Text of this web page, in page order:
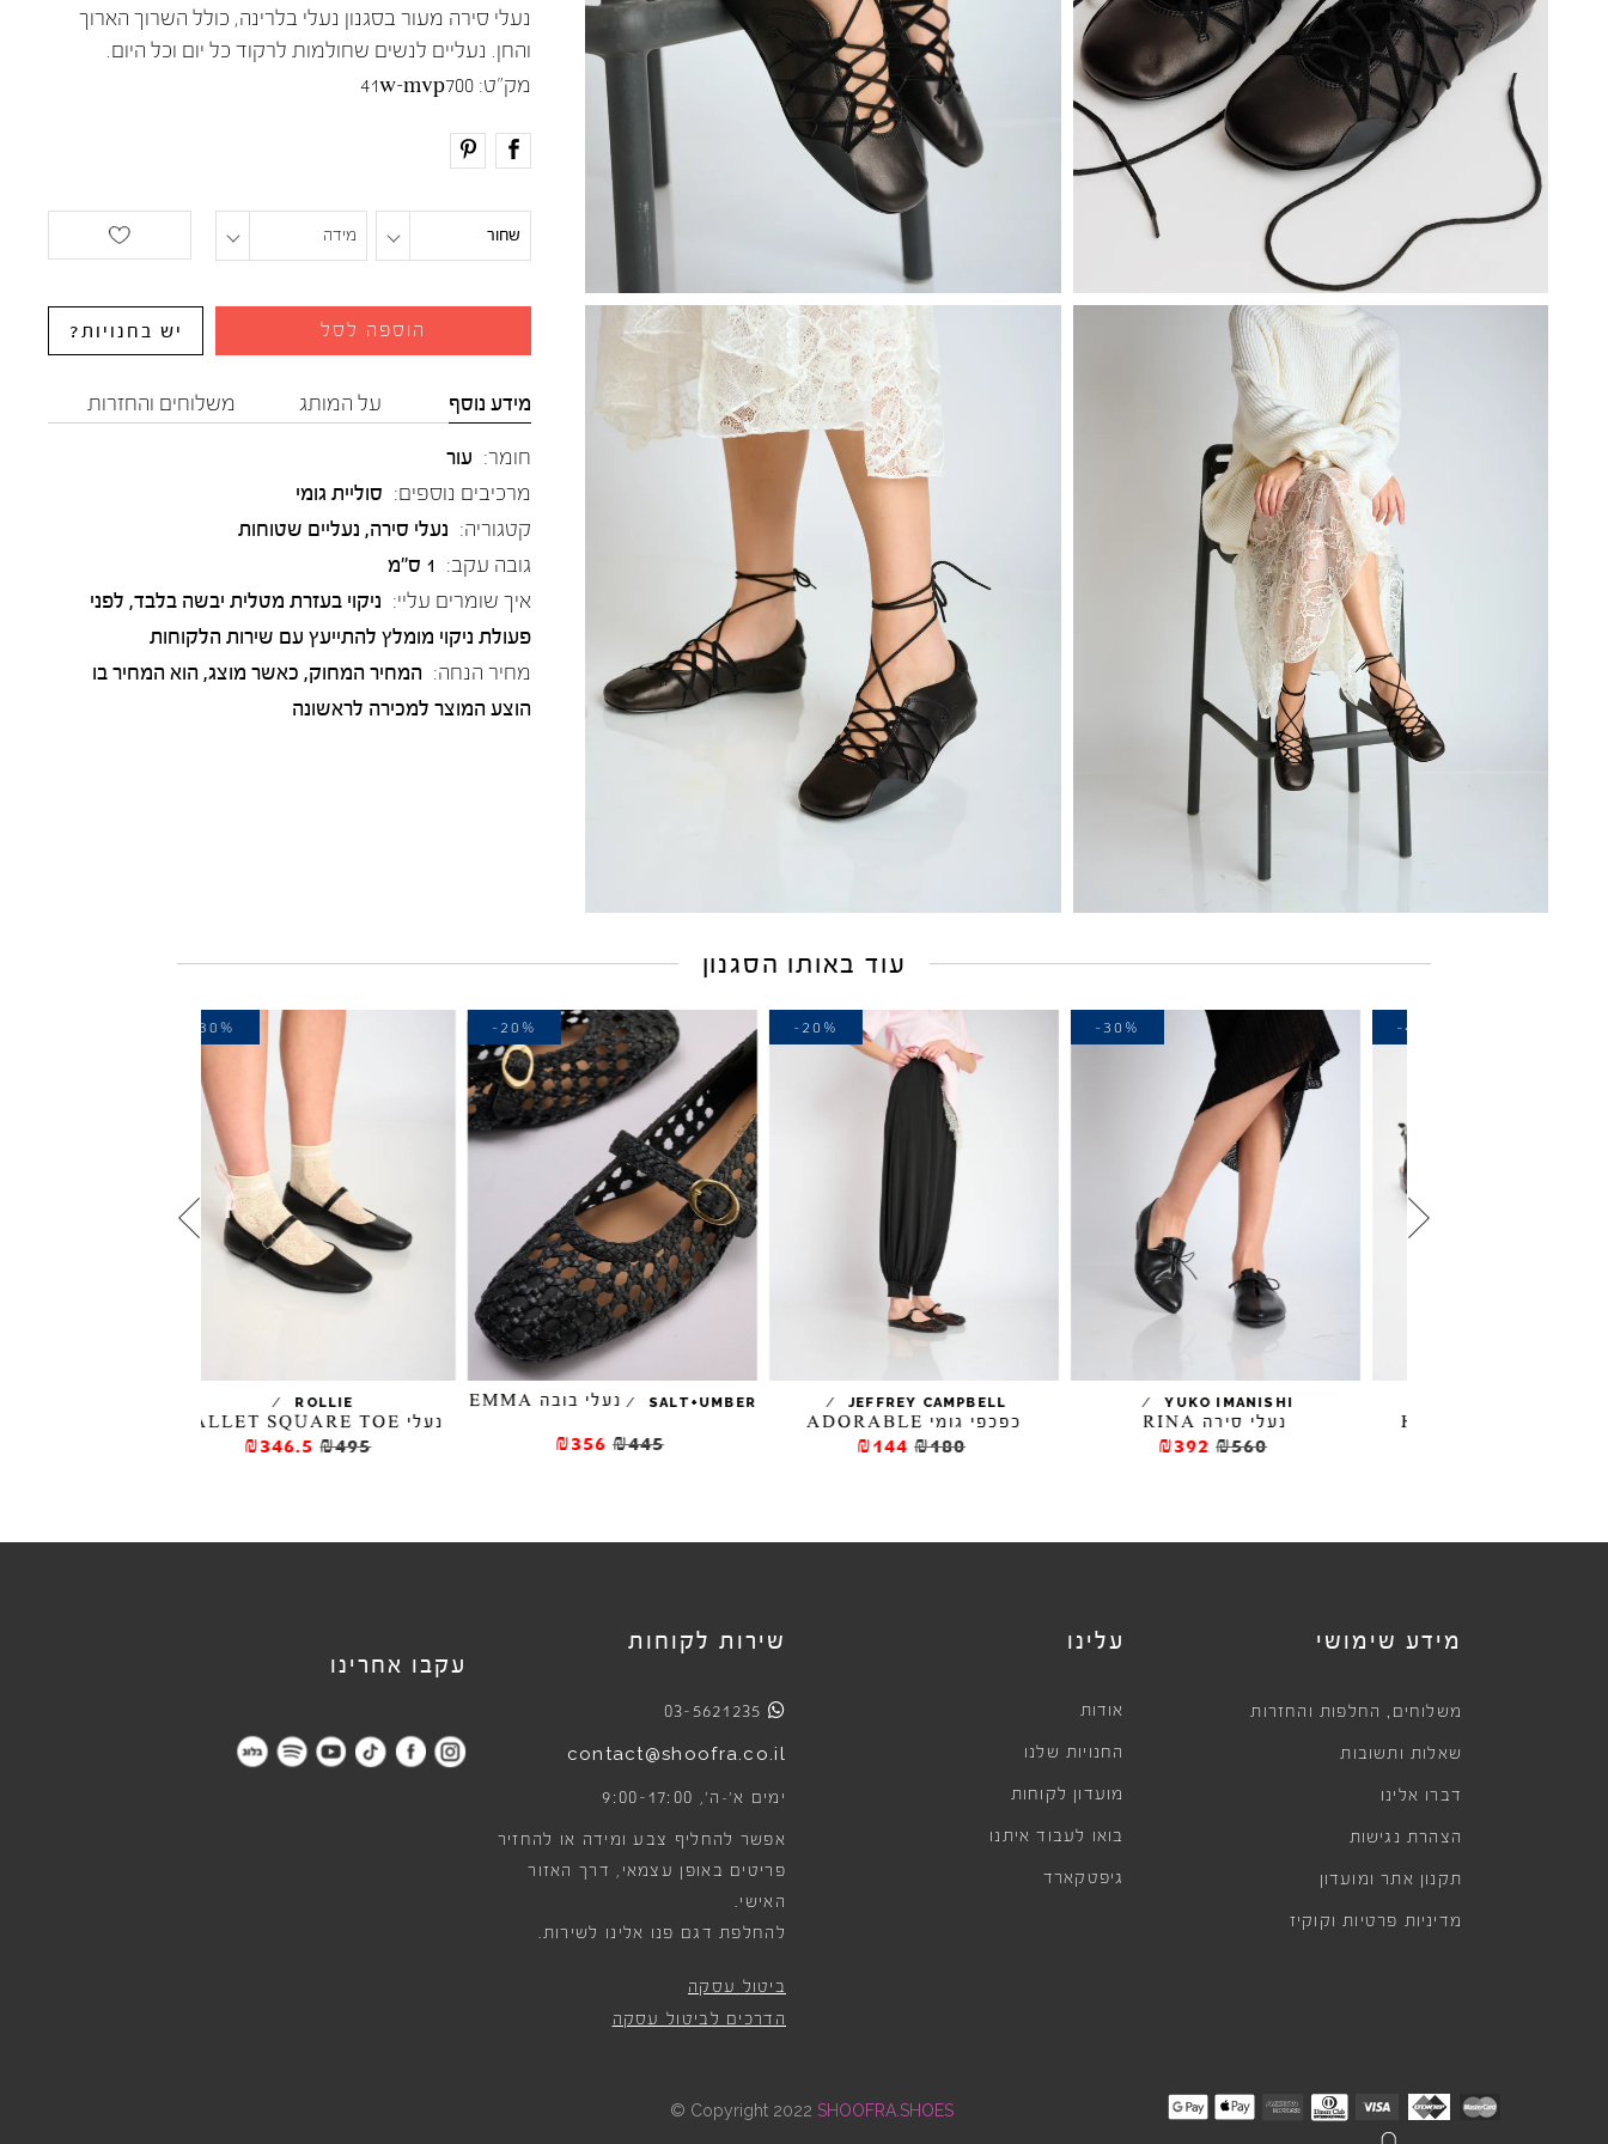
ברפוט
גרביים
לכל המותגים שלנו
נעליים טבעוניות
נעלי ברפוט
גרביים
תיקי גב ולפטופ
נעלי סירה מעור בסגנון נעלי בלרינה, כולל השרוך הארוך
והחן. נעליים לנשים שחולמות לרקוד כל יום וכל היום.
מק"ט: 41w-mvp700
שחור מידה
הוספה לסל יש בחנויות?
מידע נוסף על המותג משלוחים והחזרות
חומר: עור
מרכיבים נוספים: סוליית גומי
קטגוריה: נעלי סירה, נעליים שטוחות
גובה עקב: 1 ס"מ
איך שומרים עליי: ניקוי בעזרת מטלית יבשה בלבד, לפני
פעולת ניקוי מומלץ להתייעץ עם שירות הלקוחות
מחיר הנחה: המחיר המחוק, כאשר מוצג, הוא המחיר בו
הוצע המוצר למכירה לראשונה
עוד באותו הסגנון
YUKO IMANISHI
/
נעלי סירה RINA
₪560
₪392
-30%
JEFFREY CAMPBELL
/
כפכפי גומי ADORABLE
₪180
₪144
-20%
SALT+UMBER
/ נעלי בובה EMMA
₪445
₪356
-20%
ROLLIE
/
נעלי BALLET SQUARE TOE
₪495
₪346.5
-30%
מידע שימושי
משלוחים , החלפות והחזרות
שאלות ותשובות
דברו אלינו
הצהרת נגישות
תקנון אתר ומועדון
מדיניות פרטיות וקוקיז
עלינו
אודות
החנויות שלנו
מועדון לקוחות
בואו לעבוד איתנו
גיפטקארד
שירות לקוחות
03-5621235
contact@shoofra.co.il
ימים א׳-ה׳, 9:00-17:00
אפשר להחליף צבע ומידה או להחזיר
פריטים באופן עצמאי, דרך האזור
האישי.
להחלפת דגם פנו אלינו לשירות.
ביטול עסקה
הדרכים לביטול עסקה
עקבו אחרינו
Copyright 2022 SHOOFRA.SHOES
©